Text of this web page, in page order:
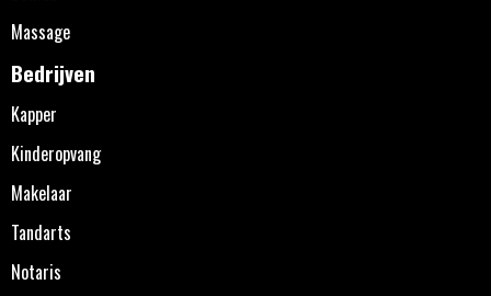
Massage
Bedrijven
Kapper
Kinderopvang
Makelaar
Tandarts
Notaris